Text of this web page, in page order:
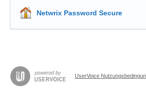
Netwrix Password Secure
UserVoice